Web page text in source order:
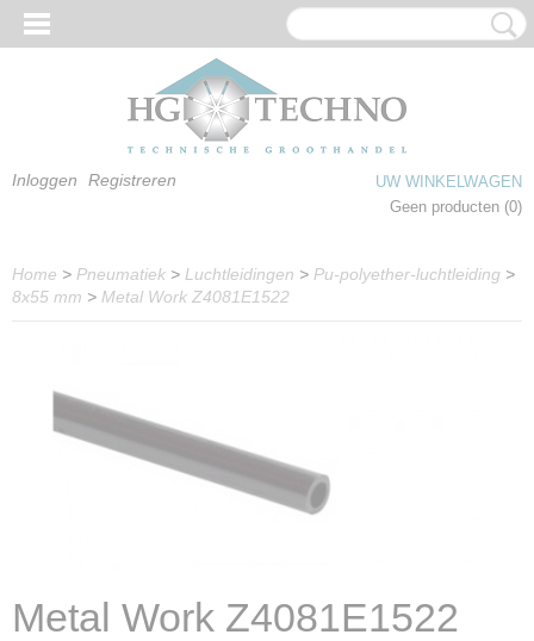
Inloggen Registreren
UW WINKELWAGEN
Geen producten (0)
Home > Pneumatiek > Luchtleidingen > Pu-polyether-luchtleiding >
8x55 mm > Metal Work Z4081E1522
Metal Work Z4081E1522